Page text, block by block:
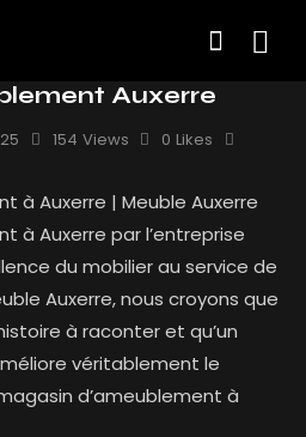
Auxerre
154 Views 0 Likes
à Auxerre | Meuble Auxerre
à Auxerre par l’entreprise
du mobilier au service de
Auxerre, nous croyons que
à raconter et qu’un
véritablement le
d’ameublement à